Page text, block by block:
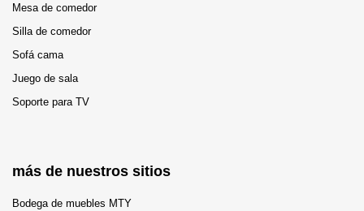
Mesa de comedor
Silla de comedor
Sofá cama
Juego de sala
Soporte para TV
más de nuestros sitios
Bodega de muebles MTY